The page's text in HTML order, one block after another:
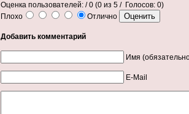
Оценка пользователей: / 0 (0 из 5 / Голосов: 0)
Плохо
Отлично
Добавить комментарий
Имя
E-Mail